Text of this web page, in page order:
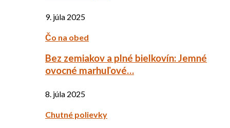
9. júla 2025
Čo na obed
Bez zemiakov a plné bielkovín: Jemné
ovocné marhuľové…
8. júla 2025
Chutné polievky